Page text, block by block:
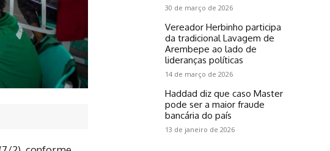
30 de março de 2026
Vereador Herbinho participa
da tradicional Lavagem de
Arembepe ao lado de
lideranças políticas
14 de março de 2026
Haddad diz que caso Master
pode ser a maior fraude
bancária do país
13 de janeiro de 2026